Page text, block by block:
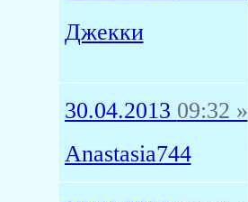
Джекки
30.04.2013 09:32 »
Anastasia744